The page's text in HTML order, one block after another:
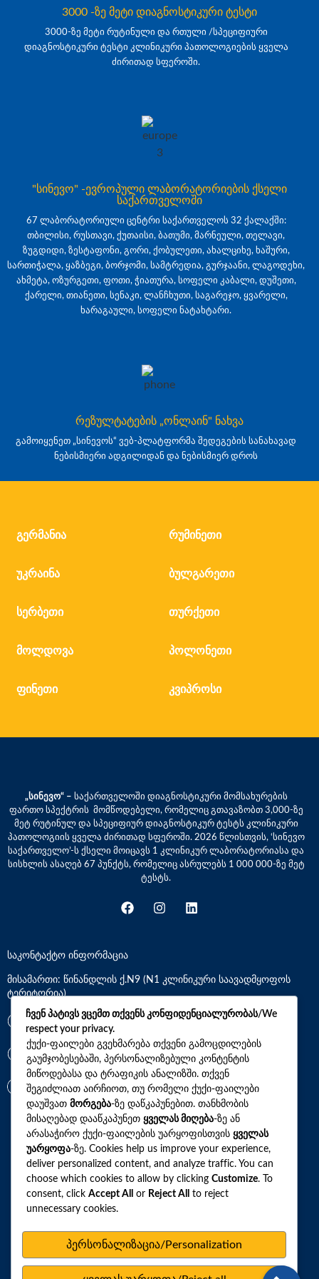
3000 -ზე მეტი დიაგნოსტიკური ტესტი
3000-ზე მეტი რუტინული და რთული /სპეციფიური
დიაგნოსტიკური ტესტი კლინიკური პათოლოგიების ყველა
ძირითად სფეროში.
"სინევო" -ევროპული ლაბორატორიების ქსელი
საქართველოში
67 ლაბორატორიული ცენტრი საქართველოს 32 ქალაქში:
თბილისი, რუსთავი, ქუთაისი, ბათუმი, მარნეული, თელავი,
ზუგდიდი, ზესტაფონი, გორი, ქობულეთი, ახალციხე, ხაშური,
სართიჭალა, ყაზბეგი, ბორჯომი, სამტრედია, გურჯაანი, ლაგოდეხი,
ახმეტა, ოზურგეთი, ფოთი, ჭიათურა, სოფელი კაბალი, დუშეთი,
ქარელი, თიანეთი, სენაკი, ლანჩხუთი, საგარეჯო, ყვარელი,
ხარაგაული, სოფელი ნატახტარი.
რეზულტატების „ონლაინ" ნახვა
გამოიყენეთ „სინევოს“ ვებ-პლატფორმა შედეგების სანახავად
ნებისმიერი ადგილიდან და ნებისმიერ დროს
გერმანია რუმინეთი
უკრაინა ბულგარეთი
სერბეთი თურქეთი
მოლდოვა პოლონეთი
ფინეთი კვიპროსი
„სინევო“ – საქართველოში დიაგნოსტიკური მომსახურების
ფართო სპექტრის მომწოდებელი, რომელიც გთავაზობთ 3,000-ზე
მეტ რუტინულ და სპეციფიურ დიაგნოსტიკურ ტესტს კლინიკური
პათოლოგიის ყველა ძირითად სფეროში. 2026 წლისთვის, ‘სინევო
საქართველო’-ს ქსელი მოიცავს 1 კლინიკურ ლაბორატორიასა და
სისხლის ასაღებ 67 პუნქტს, რომელიც ასრულებს 1 000 000-ზე მეტ
ტესტს.
საკონტაქტო ინფორმაცია
მისამართი: წინანდლის ქ.N9 (N1 კლინიკური საავადმყოფოს
ტერიტორია)
*7770
+(995)32 2 800 111
info@synevo.ge
2021 – 2026 © სინევო. ყველა უფლება დაცულია
ყველა ანალიზი
ჩვენი აქციები და პროფილები
ლაბორატორიული ცენტრები
ჩვენ პატივს ვცემთ თქვენს კონფიდენციალურობას/We
respect your privacy.
ქუქი-ფაილები გვეხმარება თქვენი გამოცდილების
გაუმჯობესებაში, პერსონალიზებული კონტენტის
მიწოდებასა და ტრაფიკის ანალიზში. თქვენ
შეგიძლიათ აირჩიოთ, თუ რომელი ქუქი-ფაილები
დაუშვათ მორგება-ზე დაწკაპუნებით. თანხმობის
მისაღებად დააწკაპუნეთ ყველას მიღება-ზე ან
არასაჭირო ქუქი-ფაილების უარყოფისთვის ყველას
უარყოფა-ზე. Cookies help us improve your experience,
deliver personalized content, and analyze traffic. You can
choose which cookies to allow by clicking Customize. To
consent, click Accept All or Reject All
to reject
unnecessary cookies.
პერსონალიზაცია/Personalization